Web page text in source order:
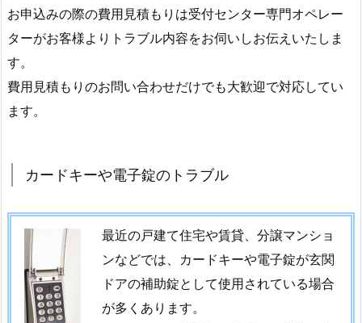
さ
し
し
こ
と
し
お申込みの際の費用見積もりは受付センター専門オペレー
ターがお客様よりトラブル内容をお伺いしお伝えいたしま
す。
費用見積もりのお問い合わせだけでも大歓迎で対応してい
ます。
カードキーや電子錠のトラブル
最近の戸建て住宅や賃貸、分譲マンショ
ンなどでは、カードキーや電子錠が玄関
ドアの補助錠として使用されている場合
が多くあります。